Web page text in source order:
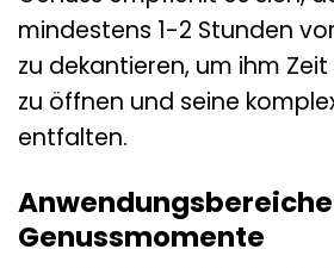
mindestens 1-2 Stunden
zu dekantieren, um ihm
zu öffnen und seine
entfalten.
Genussmomente